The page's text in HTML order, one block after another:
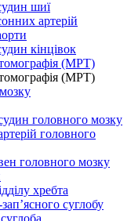
шиї
артерій
кінцівок
(МРТ)
(МРТ)
головного мозку
головного
головного мозку
хребта
суглобу